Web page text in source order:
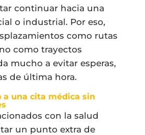
continuar hacia una
o industrial. Por eso,
como rutas
como trayectos
mucho a evitar esperas,
de última hora.
a una cita médica sin
con la salud
un punto extra de